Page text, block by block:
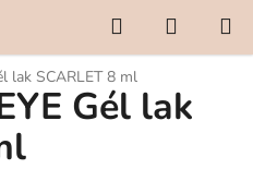
Hľadať
KOŠÍK
lak SCARLET 8 ml
Gél lak